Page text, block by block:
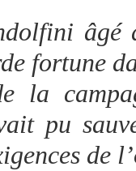
âgé
fortune
la
pu
de